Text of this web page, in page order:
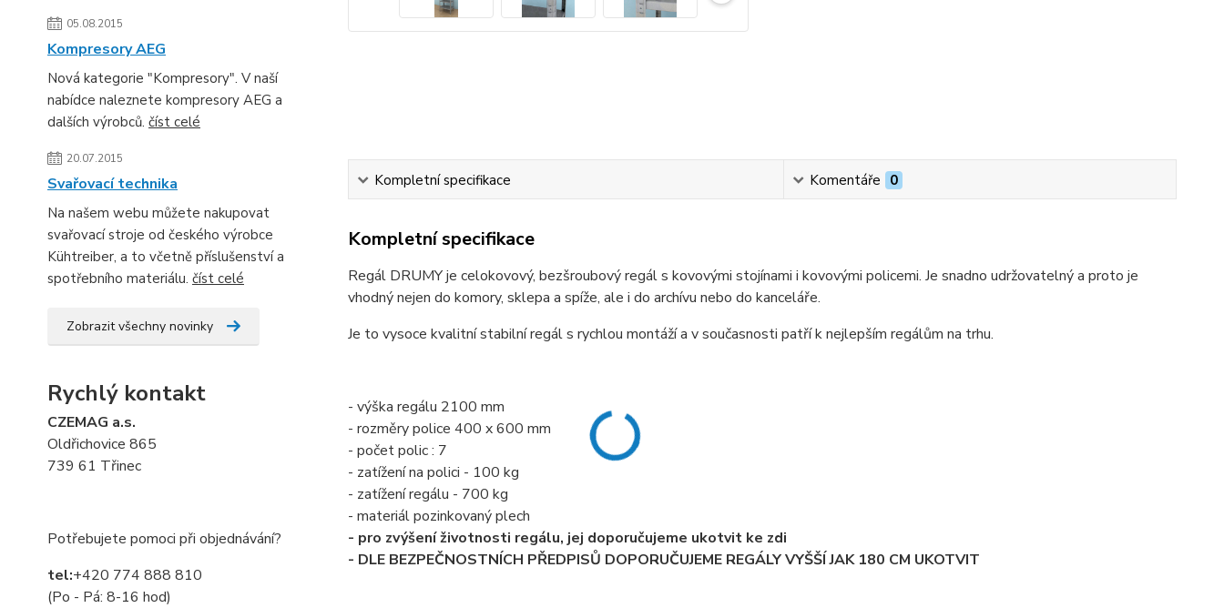
05.08.2015
Kompresory AEG
Nová kategorie "Kompresory". V naší
nabídce naleznete kompresory AEG a
dalších výrobců. číst celé
20.07.2015
Svařovací technika
Na našem webu můžete nakupovat
svařovací stroje od českého výrobce
Kühtreiber, a to včetně příslušenství a
spotřebního materiálu. číst celé
Zobrazit všechny novinky
Rychlý kontakt
CZEMAG a.s.
Oldřichovice 865
739 61 Třinec
Potřebujete pomoci při objednávání?
tel:+420 774 888 810
(Po - Pá: 8-16 hod)
Kompletní specifikace Komentáře 0
Kompletní specifikace
Regál DRUMY je celokovový, bezšroubový regál s kovovými stojínami i kovovými policemi. Je snadno udržovatelný a proto je
vhodný nejen do komory, sklepa a spíže, ale i do archívu nebo do kanceláře.
Je to vysoce kvalitní stabilní regál s rychlou montáží a v současnosti patří k nejlepším regálům na trhu.
- výška regálu 2100 mm
- rozměry police 400 x 600 mm
- počet polic : 7
- zatížení na polici - 100 kg
- zatížení regálu - 700 kg
- materiál pozinkovaný plech
- pro zvýšení životnosti regálu, jej doporučujeme ukotvit ke zdi
- DLE BEZPEČNOSTNÍCH PŘEDPISŮ DOPORUČUJEME REGÁLY VYŠŠÍ JAK 180 CM UKOTVIT